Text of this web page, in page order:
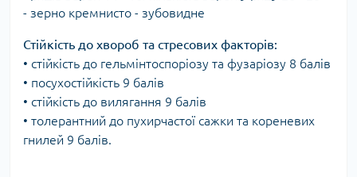
- зерно кремнисто - зубовидне
Стійкість до хвороб та стресових факторів:
• стійкість до гельмінтоспоріозу та фузаріозу 8 балів
• посухостійкість 9 балів
• стійкість до вилягання 9 балів
• толерантний до пухирчастої сажки та кореневих
гнилей 9 балів.